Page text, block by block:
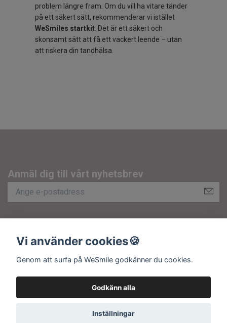
problem längre fram. Om du vill ha vitare tänder
på ett säkert sätt, rekommenderar vi istället
WeSmiles startkit. Det är ett säkert och
skonsamt sätt att få ett vackert leende – utan
att riskera din tandhälsa.
Anmäl dig till vårt nyhetsbrev
Kundtjänst
Sociala medier
© 2026 WeSmile.se - Org.nr: 556483-6673
Vi använder cookies🍪
Genom att surfa på WeSmile godkänner du cookies.
Godkänn alla
Inställningar